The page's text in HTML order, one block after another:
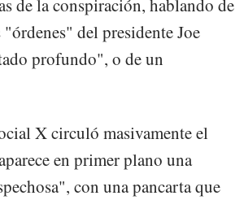
"órdenes" del presidente Joe
profundo", o de un
X circuló masivamente el
en primer plano una
con una pancarta que